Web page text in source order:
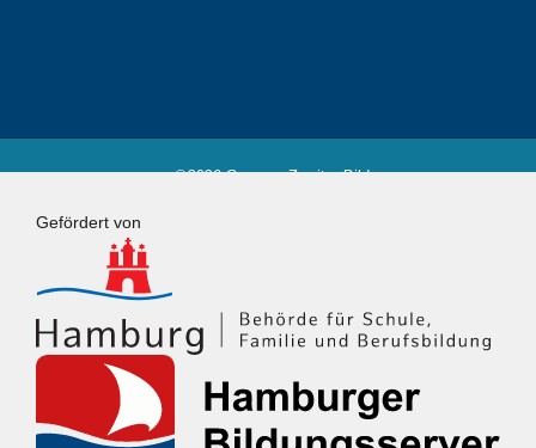
©2026 Campus Zweiter Bildungsweg
Gefördert von